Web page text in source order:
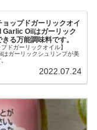
ップドガーリックオイ
Oilはガーリック
る万能調味料です。
ドガーリックオイル】
ガーリックシュリンプが美
2022.07.24